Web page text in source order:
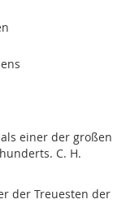
einer der großen
C. H.
der Treuesten der